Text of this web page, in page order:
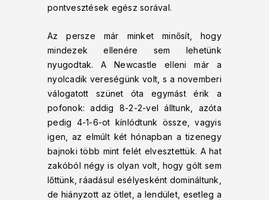
pontvesztések egész sorával.
Az persze már minket minősít, hogy
mindezek ellenére sem lehetünk
nyugodtak. A Newcastle elleni már a
nyolcadik vereségünk volt, s a novemberi
válogatott szünet óta egymást érik a
pofonok: addig 8-2-2-vel álltunk, azóta
pedig 4-1-6-ot kínlódtunk össze, vagyis
igen, az elmúlt két hónapban a tizenegy
bajnoki több mint felét elvesztettük. A hat
zakóból négy is olyan volt, hogy gólt sem
lőttünk, ráadásul esélyesként domináltunk,
de hiányzott az ötlet, a lendület, esetleg a